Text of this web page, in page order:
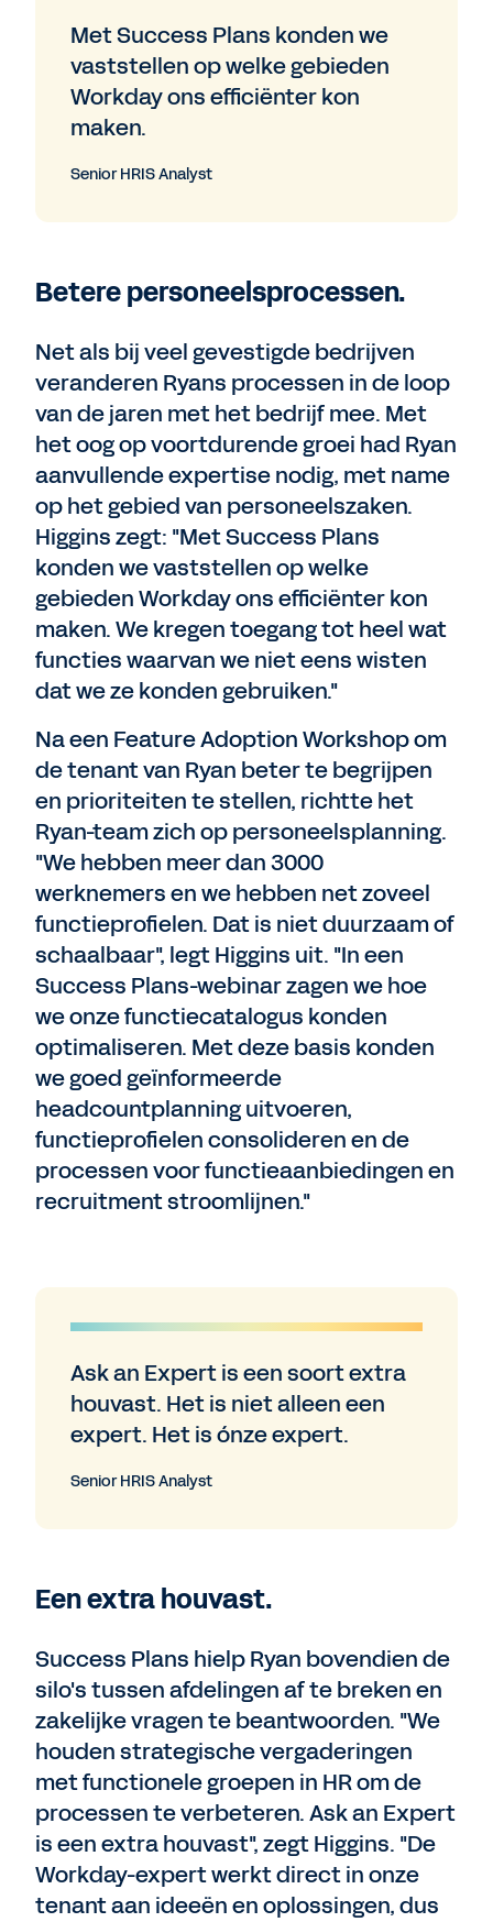
Met Success Plans konden we
vaststellen op welke gebieden
Workday ons efficiënter kon
maken.
Senior HRIS Analyst
Betere personeelsprocessen.
Net als bij veel gevestigde bedrijven
veranderen Ryans processen in de loop
van de jaren met het bedrijf mee. Met
het oog op voortdurende groei had Ryan
aanvullende expertise nodig, met name
op het gebied van personeelszaken.
Higgins zegt: "Met Success Plans
konden we vaststellen op welke
gebieden Workday ons efficiënter kon
maken. We kregen toegang tot heel wat
functies waarvan we niet eens wisten
dat we ze konden gebruiken."
Na een Feature Adoption Workshop om
de tenant van Ryan beter te begrijpen
en prioriteiten te stellen, richtte het
Ryan-team zich op personeelsplanning.
"We hebben meer dan 3000
werknemers en we hebben net zoveel
functieprofielen. Dat is niet duurzaam of
schaalbaar", legt Higgins uit. "In een
Success Plans-webinar zagen we hoe
we onze functiecatalogus konden
optimaliseren. Met deze basis konden
we goed geïnformeerde
headcountplanning uitvoeren,
functieprofielen consolideren en de
processen voor functieaanbiedingen en
recruitment stroomlijnen."
Ask an Expert is een soort extra
houvast. Het is niet alleen een
expert. Het is ónze expert.
Senior HRIS Analyst
Een extra houvast.
Success Plans hielp Ryan bovendien de
silo's tussen afdelingen af te breken en
zakelijke vragen te beantwoorden. "We
houden strategische vergaderingen
met functionele groepen in HR om de
processen te verbeteren. Ask an Expert
is een extra houvast", zegt Higgins. "De
Workday-expert werkt direct in onze
tenant aan ideeën en oplossingen, dus